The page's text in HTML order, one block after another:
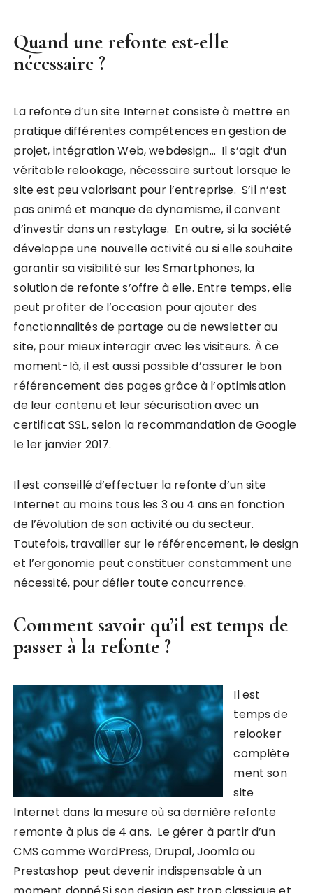
Quand une refonte est-elle
nécessaire ?
La refonte d’un site Internet consiste à mettre en
pratique différentes compétences en gestion de
projet, intégration Web, webdesign… Il s’agit d’un
véritable relookage, nécessaire surtout lorsque le
site est peu valorisant pour l’entreprise. S’il n’est
pas animé et manque de dynamisme, il convent
d’investir dans un restylage. En outre, si la société
développe une nouvelle activité ou si elle souhaite
garantir sa visibilité sur les Smartphones, la
solution de refonte s’offre à elle. Entre temps, elle
peut profiter de l’occasion pour ajouter des
fonctionnalités de partage ou de newsletter au
site, pour mieux interagir avec les visiteurs. À ce
moment-là, il est aussi possible d’assurer le bon
référencement des pages grâce à l’optimisation
de leur contenu et leur sécurisation avec un
certificat SSL, selon la recommandation de Google
le 1er janvier 2017.
Il est conseillé d’effectuer la refonte d’un site
Internet au moins tous les 3 ou 4 ans en fonction
de l’évolution de son activité ou du secteur.
Toutefois, travailler sur le référencement, le design
et l’ergonomie peut constituer constamment une
nécessité, pour défier toute concurrence.
Comment savoir qu’il est temps de
passer à la refonte ?
Il est
temps de
relooker
complète
ment son
site
Internet dans la mesure où sa dernière refonte
remonte à plus de 4 ans. Le gérer à partir d’un
CMS comme WordPress, Drupal, Joomla ou
Prestashop peut devenir indispensable à un